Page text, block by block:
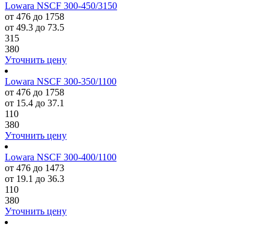
Lowara NSCF 300-450/3150
от 476 до 1758
от 49.3 до 73.5
315
380
Уточнить цену
Lowara NSCF 300-350/1100
от 476 до 1758
от 15.4 до 37.1
110
380
Уточнить цену
Lowara NSCF 300-400/1100
от 476 до 1473
от 19.1 до 36.3
110
380
Уточнить цену